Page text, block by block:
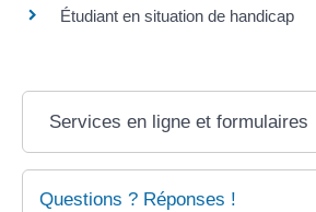
Étudiant en situation de handicap
Services en ligne et formulaires
Questions ? Réponses !